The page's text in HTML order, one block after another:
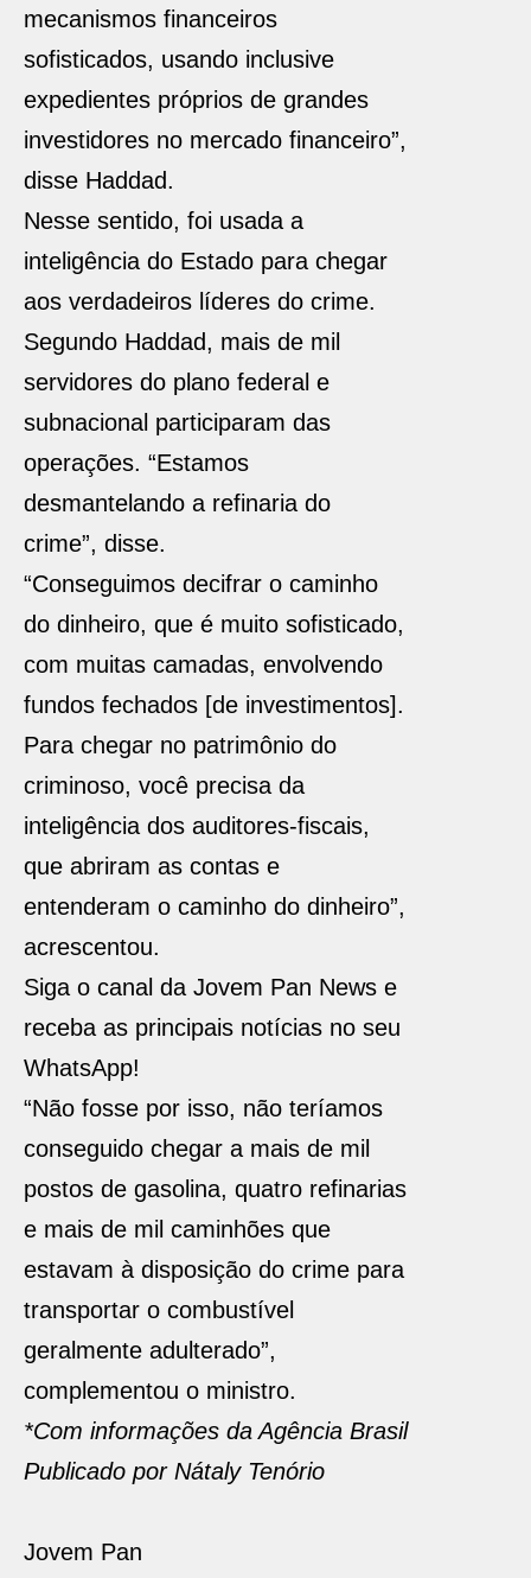
mecanismos financeiros
sofisticados, usando inclusive
expedientes próprios de grandes
investidores no mercado financeiro”,
disse Haddad.
Nesse sentido, foi usada a
inteligência do Estado para chegar
aos verdadeiros líderes do crime.
Segundo Haddad, mais de mil
servidores do plano federal e
subnacional participaram das
operações. “Estamos
desmantelando a refinaria do
crime”, disse.
“Conseguimos decifrar o caminho
do dinheiro, que é muito sofisticado,
com muitas camadas, envolvendo
fundos fechados [de investimentos].
Para chegar no patrimônio do
criminoso, você precisa da
inteligência dos auditores-fiscais,
que abriram as contas e
entenderam o caminho do dinheiro”,
acrescentou.
Siga o canal da Jovem Pan News e
receba as principais notícias no seu
WhatsApp!
“Não fosse por isso, não teríamos
conseguido chegar a mais de mil
postos de gasolina, quatro refinarias
e mais de mil caminhões que
estavam à disposição do crime para
transportar o combustível
geralmente adulterado”,
complementou o ministro.
*Com informações da Agência Brasil
Publicado por Nátaly Tenório
Jovem Pan